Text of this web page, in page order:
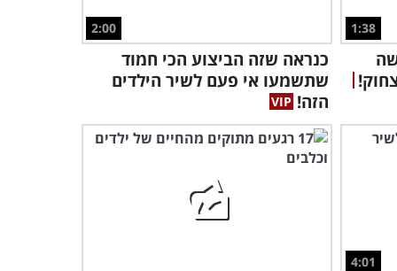
1:21
לראשונה והתגובה שלהם
ממיסת לב
3:12
כשמתחיל הגשם, חיות
המחמד החמודות האלה רק
רוצות לצאת החוצה!
כשהתינוק הזה צופה בבועות
סבון, הוא לא יכול להפסיק
1:38
2:00
כנראה שזה הביצוע הכי חמוד
שתשמעו אי פעם לשיר הילדים
הזה!
4:01